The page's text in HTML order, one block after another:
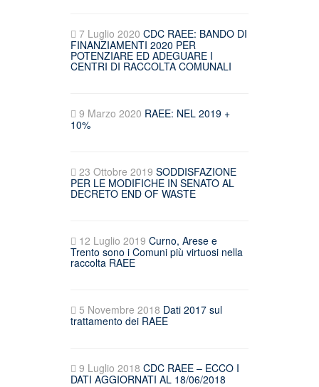
7 Luglio 2020 CDC RAEE: BANDO DI
FINANZIAMENTI 2020 PER
POTENZIARE ED ADEGUARE I
CENTRI DI RACCOLTA COMUNALI
9 Marzo 2020 RAEE: NEL 2019 +
10%
23 Ottobre 2019 SODDISFAZIONE
PER LE MODIFICHE IN SENATO AL
DECRETO END OF WASTE
12 Luglio 2019 Curno, Arese e
Trento sono i Comuni più virtuosi nella
raccolta RAEE
5 Novembre 2018 Dati 2017 sul
trattamento dei RAEE
9 Luglio 2018 CDC RAEE – ECCO I
DATI AGGIORNATI AL 18/06/2018